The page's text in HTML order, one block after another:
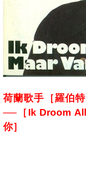
荷蘭歌手［羅伯
──［ Ik Droom
你］